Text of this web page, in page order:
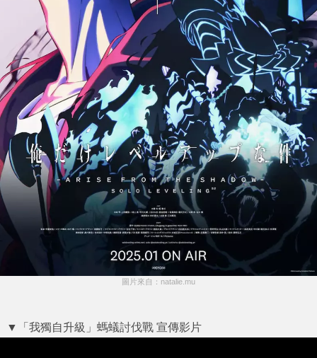
圖片來自：natalie.mu
▼「我獨自升級」螞蟻討伐戰 宣傳影片